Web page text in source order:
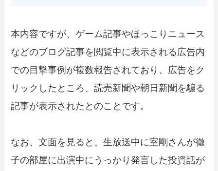
本内容ですが、ゲーム記事やほっこりニュース
などのブログ記事を閲覧中に表示される広告内
での目撃事例が複数報告されており、広告をク
リックしたところ、読売新聞や朝日新聞を騙る
記事が表示されたとのことです。
なお、文面を見ると、生放送中に室剛さんが徹
子の部屋に出演中にうっかり発言した投資話が